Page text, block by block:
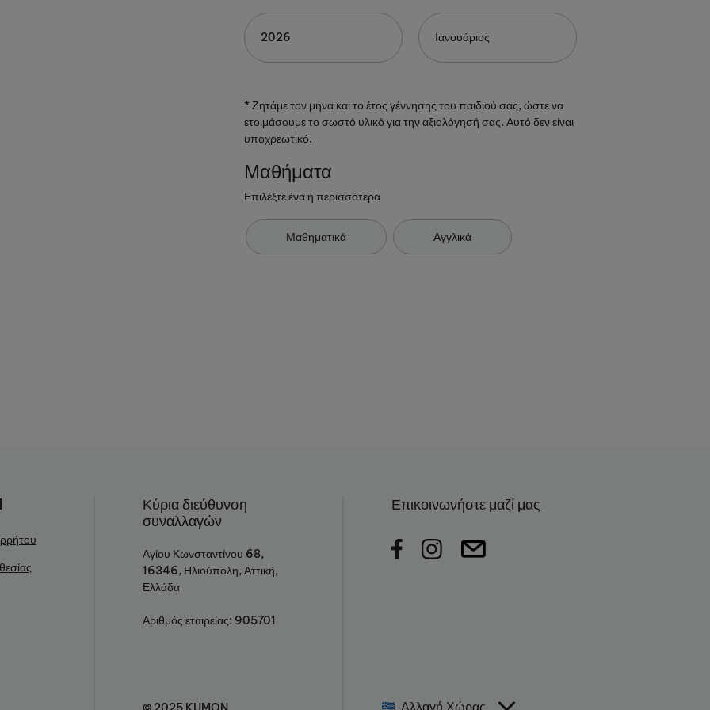
* Ζητάμε τον μήνα και το έτος γέννησης του παιδιού σας, ώστε να
ετοιμάσουμε το σωστό υλικό για την αξιολόγησή σας. Αυτό δεν είναι
υποχρεωτικό.
Μαθήματα
Επιλέξτε ένα ή περισσότερα
Μαθηματικά Αγγλικά
Κύρια διεύθυνση
συναλλαγών
Αγίου Κωνσταντίνου 68,
16346, Ηλιούπολη, Αττική,
Ελλάδα
Αριθμός εταιρείας: 905701
Επικοινωνήστε μαζί μας